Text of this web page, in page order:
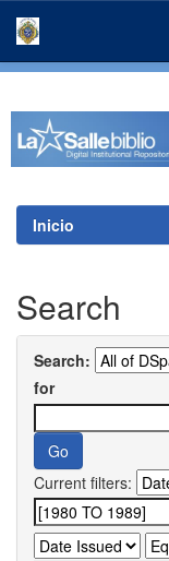
Inicio
Search
Search:
for
Current filters: